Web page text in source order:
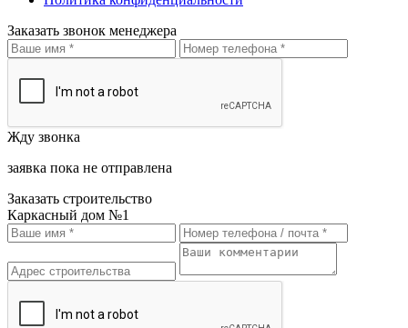
Заказать звонок менеджера
Жду звонка
заявка пока не отправлена
Заказать строительство
Каркасный дом №1